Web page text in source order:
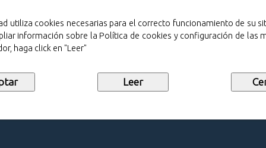
utiliza cookies necesarias para el correcto funcionamiento de su
información sobre la Política de cookies y configuración de las
haga click en "Leer"
Sello de